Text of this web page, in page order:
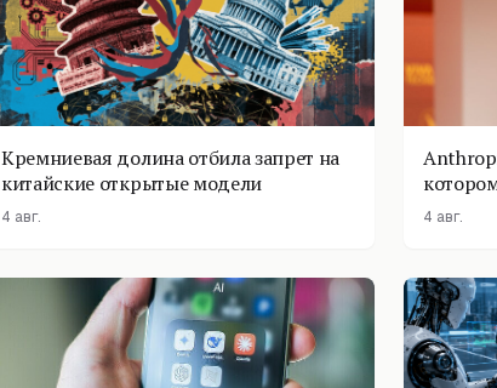
Кремниевая долина отбила запрет на
китайские открытые модели
4 авг. 4 авг.